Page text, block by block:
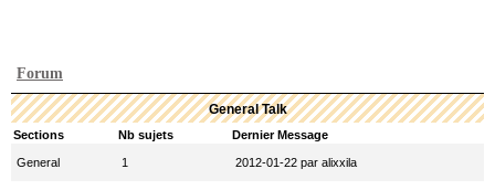
Forum
General Talk
Sections Nb sujets Dernier Message
General 1 2012-01-22 par alixxila